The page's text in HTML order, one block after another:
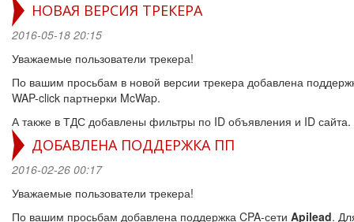
НОВАЯ ВЕРСИЯ ТРЕКЕРА
2016-05-18 20:15
Уважаемые пользователи трекера!
По вашим просьбам в новой версии трекера добавлена
WAP-click партнерки McWap.
А также в ТДС добавлены фильтры по ID объявления и ID сайта.
ДОБАВЛЕНА ПОДДЕРЖКА ПП
2016-02-26 00:17
Уважаемые пользователи трекера!
По вашим просьбам добавлена поддержка CPA-сети Apilead.